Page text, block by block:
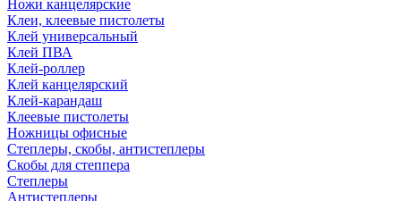
Ножи канцелярские
Клеи, клеевые пистолеты
Клей универсальный
Клей ПВА
Клей-роллер
Клей канцелярский
Клей-карандаш
Клеевые пистолеты
Ножницы офисные
Степлеры, скобы, антистеплеры
Скобы для степпера
Степлеры
Антистеплеры